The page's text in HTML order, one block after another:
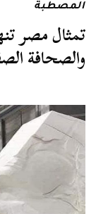
المصطبة
تمثال مصر
والصحافة